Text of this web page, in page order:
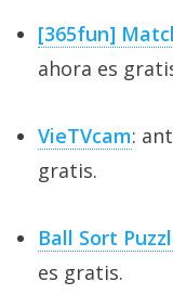
[365fun]
ahora es
VieTVcam:
gratis.
Ball Sort
es gratis.